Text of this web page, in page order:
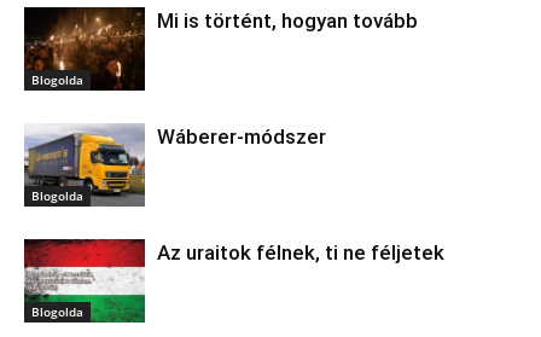
Blogolda
Mi is történt, hogyan tovább
Blogolda
Wáberer-módszer
Blogolda
Az uraitok félnek, ti ne féljetek